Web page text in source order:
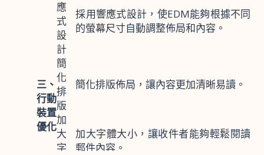
三、
行動
裝置
優化
應
式
設
計
採用響應式設計，使EDM能夠根據不同
的螢幕尺寸自動調整佈局和內容。
簡
化
排
版
簡化排版佈局，讓內容更加清晰易讀。
加
大
字
加大字體大小，讓收件者能夠輕鬆閱讀
郵件內容。